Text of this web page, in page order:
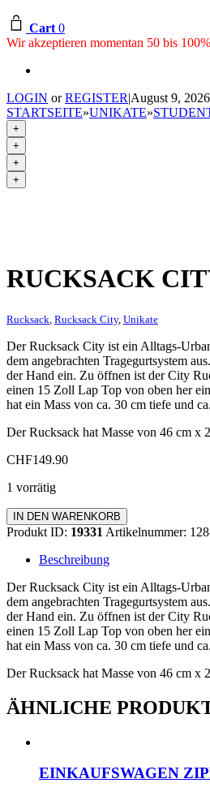
Cart 0
Wir akzeptieren momentan 50 bis
LOGIN orREGISTER|August 9, 2026
STARTSEITE»UNIKATE»
+
+
+
+
RUCKSACK
Rucksack Rucksack City, Unikate
Der Rucksack City ist ein Alltags-
dem angebrachten Tragegurtsystem
der Hand ein. Zu öffnen ist der City
einen 15 Zoll Lap Top von oben her
hat ein Mass von ca. 30 cm tiefe und
Der Rucksack hat Masse von 46 cm x
CHF149.90
1 vorrätig
Rucksack
City
IN DEN WARENKORB
Produkt ID: 19331 Artikelnummer:
Beschreibung
Der Rucksack City ist ein Alltags-
dem angebrachten Tragegurtsystem
der Hand ein. Zu öffnen ist der City
einen 15 Zoll Lap Top von oben her
hat ein Mass von ca. 30 cm tiefe und
Der Rucksack hat Masse von 46 cm x
ÄHNLICHE
EINKAUFSWAGEN